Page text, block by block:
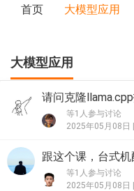
首页 大模型应用
大模型应用
请问克隆
等1人参与讨论
2025年05月08日 |
跟这个课，台式
等1人参与讨论
2025年05月08日 |